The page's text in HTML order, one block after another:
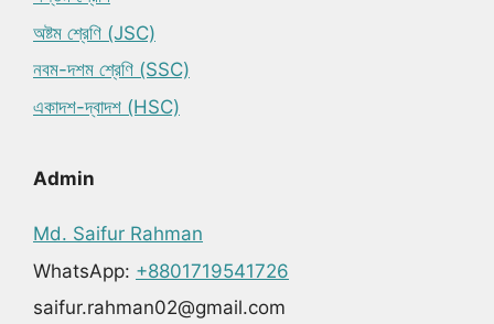
অষ্টম শ্রেণি (JSC)
নবম-দশম শ্রেণি (SSC)
একাদশ-দ্বাদশ (HSC)
Admin
Md. Saifur Rahman
WhatsApp: +8801719541726
saifur.rahman02@gmail.com